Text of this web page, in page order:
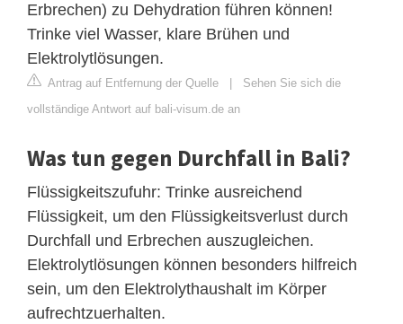
Erbrechen) zu Dehydration führen können!
Trinke viel Wasser, klare Brühen und
Elektrolytlösungen.
Antrag auf Entfernung der Quelle
Sehen Sie sich die
vollständige Antwort auf bali-visum.de an
Was tun gegen Durchfall in Bali?
Flüssigkeitszufuhr: Trinke ausreichend
Flüssigkeit, um den Flüssigkeitsverlust durch
Durchfall und Erbrechen auszugleichen.
Elektrolytlösungen können besonders hilfreich
sein, um den Elektrolythaushalt im Körper
aufrechtzuerhalten.